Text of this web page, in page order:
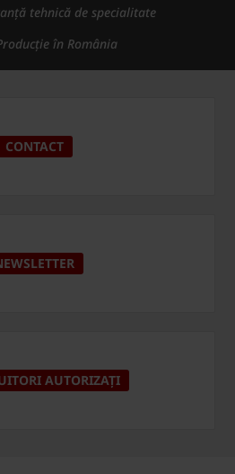
tehnică de specialitate
în România
CONTACT
AUTORIZAȚI